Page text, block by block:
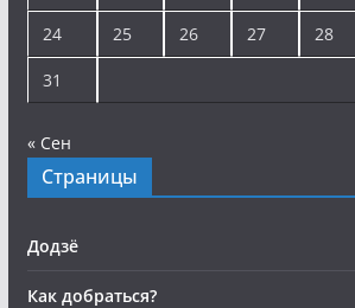
24 25 26 27 28
31
« Сен
Страницы
Додзё
Как добраться?